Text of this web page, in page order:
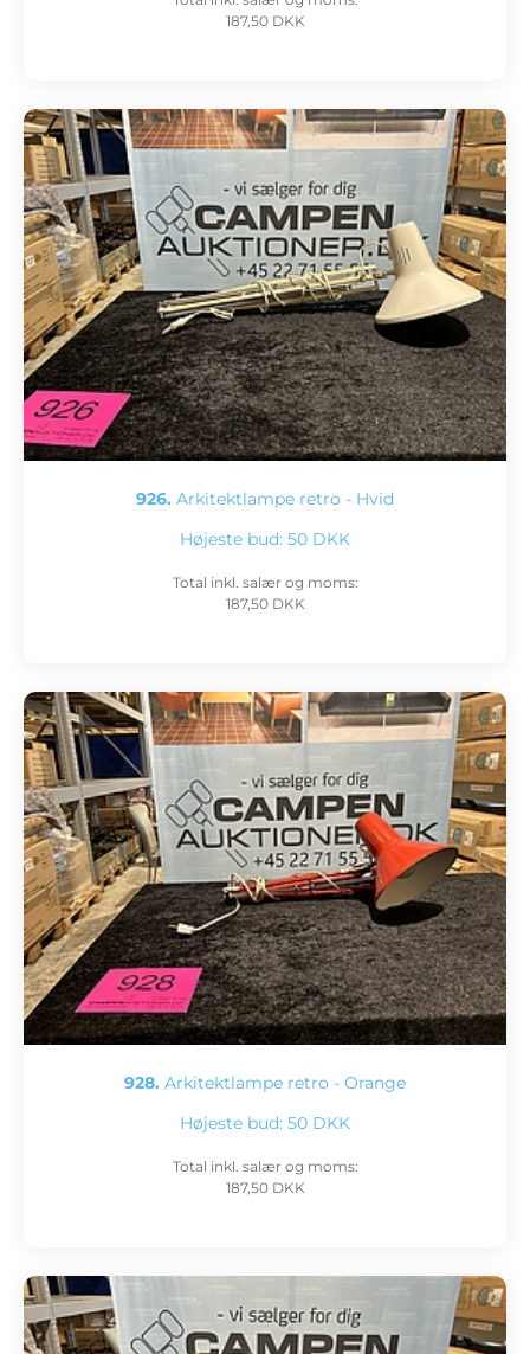
187,50 DKK
926. Arkitektlampe retro - Hvid
Højeste bud: 50 DKK
Total inkl. salær og moms:
187,50 DKK
928. Arkitektlampe retro - Orange
Højeste bud: 50 DKK
Total inkl. salær og moms:
187,50 DKK